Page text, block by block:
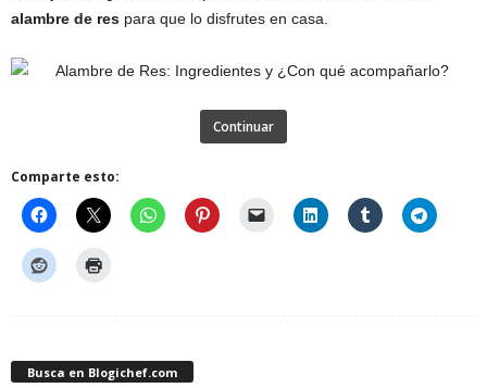
alambre de res para que lo disfrutes en casa.
Continuar
Comparte esto:
Busca en Blogichef.com